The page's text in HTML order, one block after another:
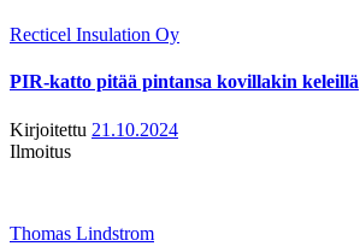
Recticel Insulation Oy
PIR-katto pitää pintansa kovillakin keleillä
Kirjoitettu 21.10.2024
Ilmoitus
Thomas Lindstrom